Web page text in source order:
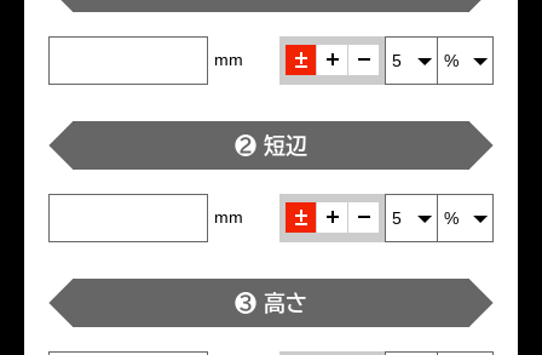
mm ＋
❷ 短辺
mm ＋
❸ 高さ